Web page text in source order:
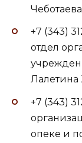
+7 (343)
отдел
Лалетина
+7 (343)
опеке и